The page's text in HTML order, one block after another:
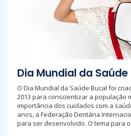
Dia Mundial da
O Dia Mundial da Saúde Bucal foi
2013 para conscientizar a população
importância dos cuidados com a
anos, a Federação Dentária
para ser desenvolvido. O tema para o